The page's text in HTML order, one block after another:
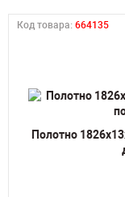
Код товара: 664135
Полотно